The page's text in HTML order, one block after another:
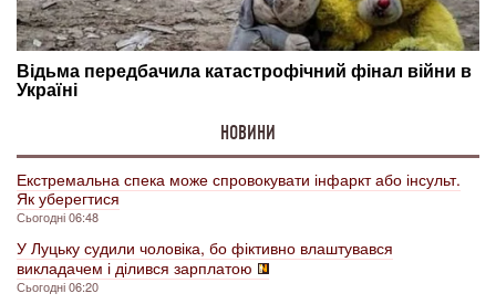
НОВИНИ
Екстремальна спека може спровокувати інфаркт або інсульт.
Як уберегтися
Сьогодні 06:48
У Луцьку судили чоловіка, бо фіктивно влаштувався
викладачем і ділився зарплатою
Сьогодні 06:20